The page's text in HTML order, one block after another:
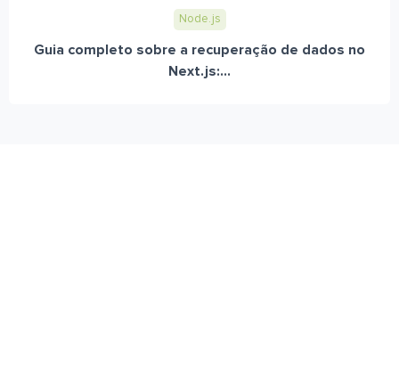
Node.js
Guia completo sobre a recuperação de dados no
Next.js:...